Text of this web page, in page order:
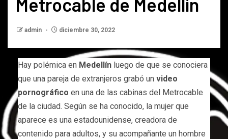
admin diciembre 30, 2022
Hay polémica en Medellín luego de que se conociera
que una pareja de extranjeros grabó un video
pornográfico en una de las cabinas del Metrocable
de la ciudad. Según se ha conocido, la mujer que
aparece es una estadounidense, creadora de
contenido para adultos, y su acompañante un hombre